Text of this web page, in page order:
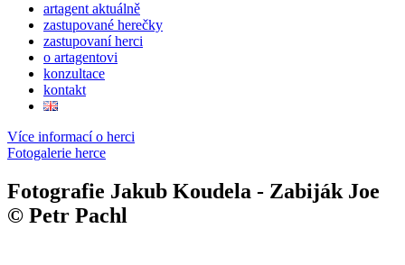
artagent aktuálně
zastupované herečky
zastupovaní herci
o artagentovi
konzultace
kontakt
Více informací o herci
Fotogalerie herce
Fotografie Jakub Koudela - Zabiják Joe
© Petr Pachl